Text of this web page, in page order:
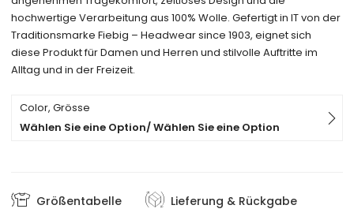
hochwertige Verarbeitung aus 100% Wolle. Gefertigt in IT von der
Traditionsmarke Fiebig – Headwear since 1903, eignet sich
diese Produkt für Damen und Herren und stilvolle Auftritte im
Alltag und in der Freizeit.
Color, Grösse
Wählen Sie eine Option/ Wählen Sie eine Option
Größentabelle Lieferung & Rückgabe